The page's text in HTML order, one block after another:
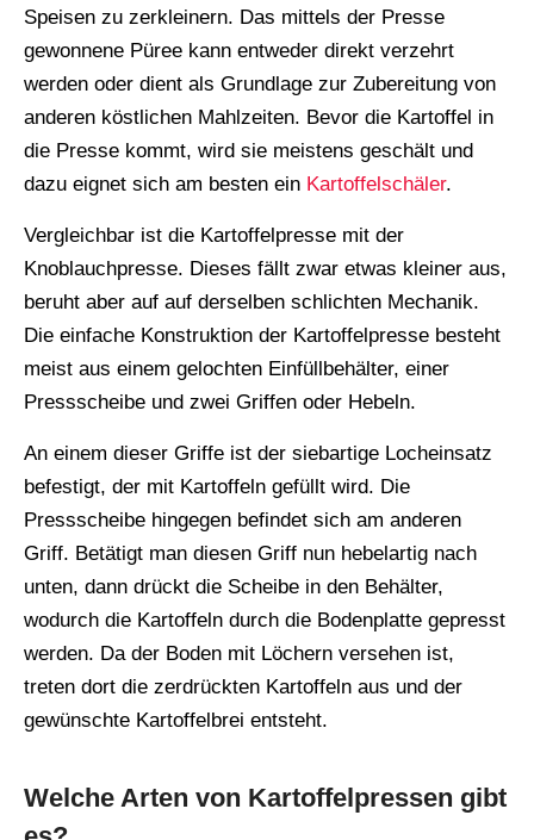
Speisen zu zerkleinern. Das mittels der Presse
gewonnene Püree kann entweder direkt verzehrt
werden oder dient als Grundlage zur Zubereitung von
anderen köstlichen Mahlzeiten. Bevor die Kartoffel in
die Presse kommt, wird sie meistens geschält und
dazu eignet sich am besten ein Kartoffelschäler.
Vergleichbar ist die Kartoffelpresse mit der
Knoblauchpresse. Dieses fällt zwar etwas kleiner aus,
beruht aber auf auf derselben schlichten Mechanik.
Die einfache Konstruktion der Kartoffelpresse besteht
meist aus einem gelochten Einfüllbehälter, einer
Pressscheibe und zwei Griffen oder Hebeln.
An einem dieser Griffe ist der siebartige Locheinsatz
befestigt, der mit Kartoffeln gefüllt wird. Die
Pressscheibe hingegen befindet sich am anderen
Griff. Betätigt man diesen Griff nun hebelartig nach
unten, dann drückt die Scheibe in den Behälter,
wodurch die Kartoffeln durch die Bodenplatte gepresst
werden. Da der Boden mit Löchern versehen ist,
treten dort die zerdrückten Kartoffeln aus und der
gewünschte Kartoffelbrei entsteht.
Welche Arten von Kartoffelpressen gibt